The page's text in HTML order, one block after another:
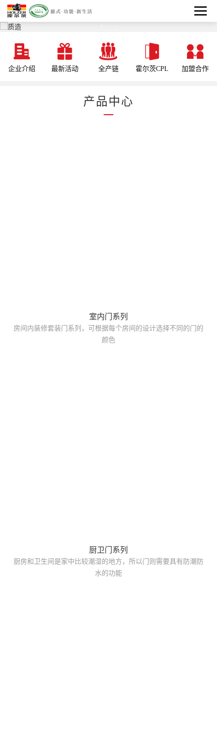
企业介绍 最新活动 全产链 霍尔茨CPL 加盟合作
产品中心
室内门系列
房间内装修套装门系列，可根据每个房间的设计选择不同的门的
颜色
厨卫门系列
厨房和卫生间是家中比较潮湿的地方，所以门则需要具有防潮防
水的功能